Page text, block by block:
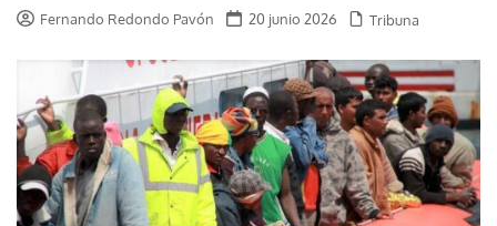
Fernando Redondo Pavón 20 junio 2026 Tribuna